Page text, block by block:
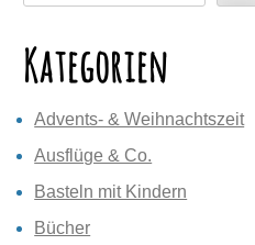
Kategorien
Advents- & Weihnachtszeit
Ausflüge & Co.
Basteln mit Kindern
Bücher